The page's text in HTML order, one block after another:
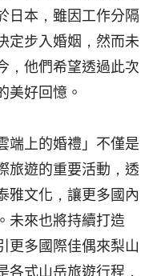
日本，雖因工作分隔
定步入婚姻，然而未
，他們希望透過此次
美好回憶。
端上的婚禮」不僅是
旅遊的重要活動，透
雅文化，讓更多國內
未來也將持續打造
更多國際佳偶來梨山
式山岳旅遊行程，